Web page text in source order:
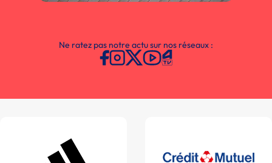
Ne ratez pas notre actu sur nos réseaux :